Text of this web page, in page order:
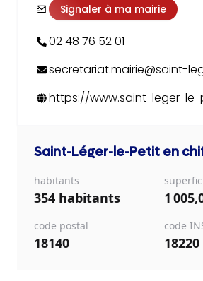
Signaler à ma mairie
02 48 76 52 01
secretariat.mairie@saint-
https://www.saint-leger-
Saint-Léger-le-Petit en
habitants
354 habitants 1
code postal
18140
code
18220